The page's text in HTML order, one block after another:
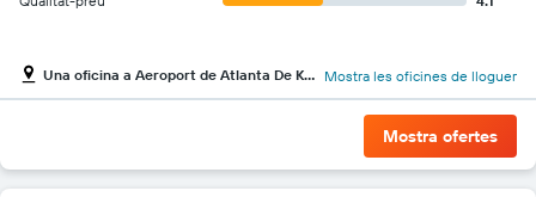
Una oficina a Aeroport de Atlanta De Kalb/Peachtree Mostra les oficines de lloguer
Mostra ofertes